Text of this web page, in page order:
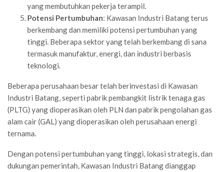
yang membutuhkan pekerja terampil.
Potensi Pertumbuhan: Kawasan Industri Batang terus
berkembang dan memiliki potensi pertumbuhan yang
tinggi. Beberapa sektor yang telah berkembang di sana
termasuk manufaktur, energi, dan industri berbasis
teknologi.
Beberapa perusahaan besar telah berinvestasi di Kawasan
Industri Batang, seperti pabrik pembangkit listrik tenaga gas
(PLTG) yang dioperasikan oleh PLN dan pabrik pengolahan gas
alam cair (GAL) yang dioperasikan oleh perusahaan energi
ternama.
Dengan potensi pertumbuhan yang tinggi, lokasi strategis, dan
dukungan pemerintah, Kawasan Industri Batang dianggap